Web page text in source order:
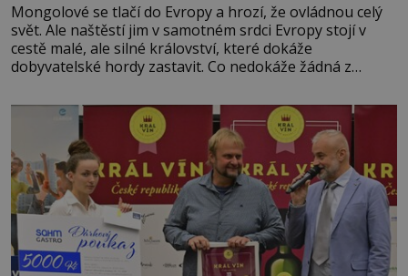
Mongolové se tlačí do Evropy a hrozí, že ovládnou celý
svět. Ale naštěstí jim v samotném srdci Evropy stojí v
cestě malé, ale silné království, které dokáže
dobyvatelské hordy zastavit. Co nedokáže žádná z
král. Nebo že by ne? Mongolové od roku 1223 postupují
podél Kaspického a Azovského moře,